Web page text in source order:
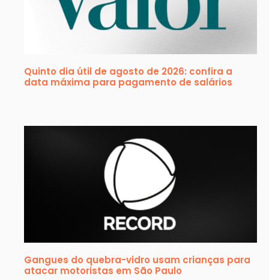
Quinto dia útil de agosto de 2026: confira a
data máxima para pagamento de salários
Gangues do quebra-vidro usam crianças para
atacar motoristas em São Paulo